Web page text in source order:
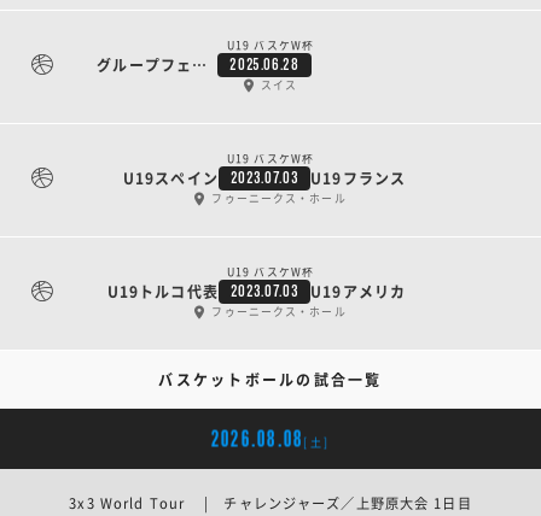
U19 バスケW杯
グループフェーズ 1日目 2025.06.28
スイス
U19 バスケW杯
U19スペイン 2023.07.03 U19フランス
フゥーニークス・ホール
U19 バスケW杯
U19トルコ代表 2023.07.03 U19アメリカ
フゥーニークス・ホール
バスケットボールの試合一覧
2026.08.08 [土]
3x3 World Tour | チャレンジャーズ／上野原大会 1日目